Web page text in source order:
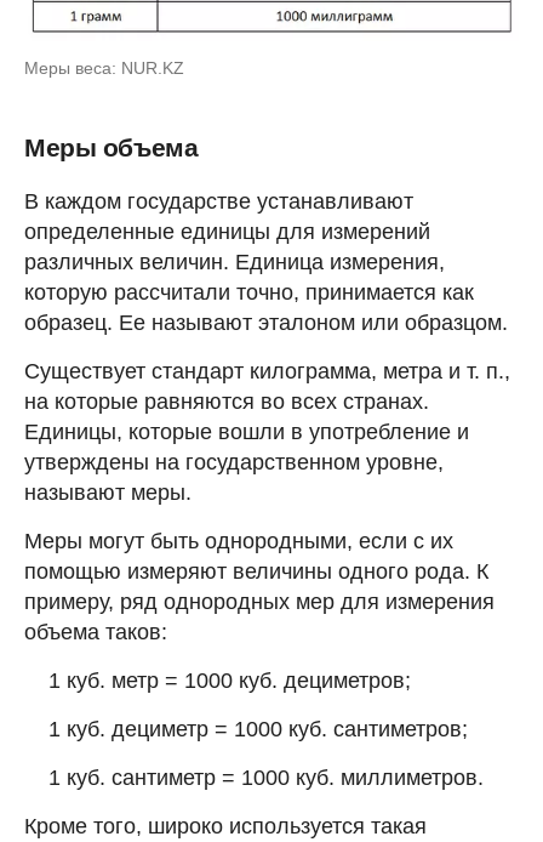
Меры веса: NUR.KZ
Меры объема
В каждом государстве устанавливают
определенные единицы для измерений
различных величин. Единица измерения,
которую рассчитали точно, принимается как
образец. Ее называют эталоном или образцом.
Существует стандарт килограмма, метра и т. п.,
на которые равняются во всех странах.
Единицы, которые вошли в употребление и
утверждены на государственном уровне,
называют меры.
Меры могут быть однородными, если с их
помощью измеряют величины одного рода. К
примеру, ряд однородных мер для измерения
объема таков:
1 куб. метр = 1000 куб. дециметров;
1 куб. дециметр = 1000 куб. сантиметров;
1 куб. сантиметр = 1000 куб. миллиметров.
Кроме того, широко используется такая